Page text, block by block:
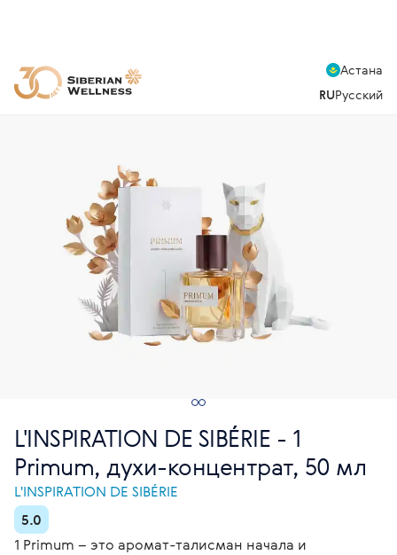
Астана
RUРусский
L'INSPIRATION DE SIBÉRIE - 1
Primum, духи-концентрат, 50 мл
L'INSPIRATION DE SIBÉRIE
5.0
1 Primum – это аромат-талисман начала и